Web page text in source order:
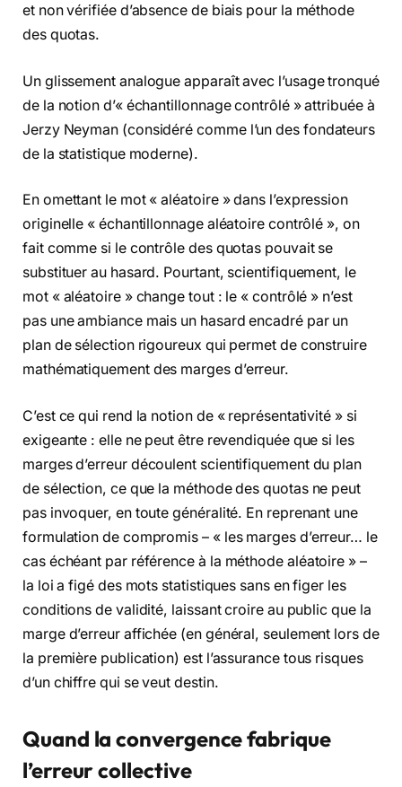
et non vérifiée d’absence de biais pour la méthode
des quotas.
Un glissement analogue apparaît avec l’usage tronqué
de la notion d’« échantillonnage contrôlé » attribuée à
Jerzy Neyman (considéré comme l’un des fondateurs
de la statistique moderne).
En omettant le mot « aléatoire » dans l’expression
originelle « échantillonnage aléatoire contrôlé », on
fait comme si le contrôle des quotas pouvait se
substituer au hasard. Pourtant, scientifiquement, le
mot « aléatoire » change tout : le « contrôlé » n’est
pas une ambiance mais un hasard encadré par un
plan de sélection rigoureux qui permet de construire
mathématiquement des marges d’erreur.
C’est ce qui rend la notion de « représentativité » si
exigeante : elle ne peut être revendiquée que si les
marges d’erreur découlent scientifiquement du plan
de sélection, ce que la méthode des quotas ne peut
pas invoquer, en toute généralité. En reprenant une
formulation de compromis – « les marges d’erreur… le
cas échéant par référence à la méthode aléatoire » –
la loi a figé des mots statistiques sans en figer les
conditions de validité, laissant croire au public que la
marge d’erreur affichée (en général, seulement lors de
la première publication) est l’assurance tous risques
d’un chiffre qui se veut destin.
Quand la convergence fabrique
l’erreur collective